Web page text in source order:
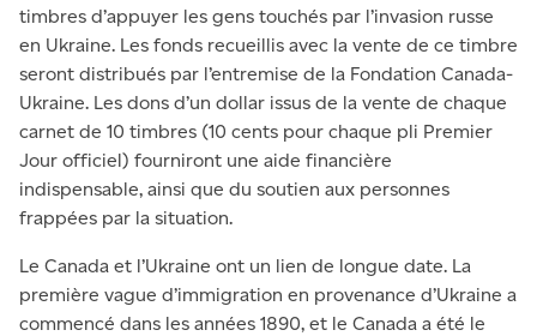
timbres d’appuyer les gens touchés par l’invasion russe
en Ukraine. Les fonds recueillis avec la vente de ce timbre
seront distribués par l’entremise de la Fondation Canada-
Ukraine. Les dons d’un dollar issus de la vente de chaque
carnet de 10 timbres (10 cents pour chaque pli Premier
Jour officiel) fourniront une aide financière
indispensable, ainsi que du soutien aux personnes
frappées par la situation.
Le Canada et l’Ukraine ont un lien de longue date. La
première vague d’immigration en provenance d’Ukraine a
commencé dans les années 1890, et le Canada a été le